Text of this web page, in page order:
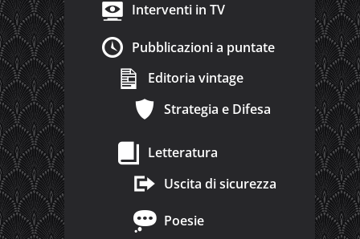
Interventi in TV
Pubblicazioni a puntate
Editoria vintage
Strategia e Difesa
Letteratura
Uscita di sicurezza
Poesie